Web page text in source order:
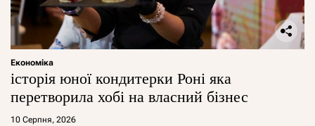
Економіка
історія юної кондитерки Роні яка
перетворила хобі на власний бізнес
10 Серпня, 2026